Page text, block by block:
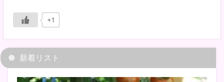
+1
新着リスト